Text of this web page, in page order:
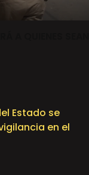
Estado se
en el